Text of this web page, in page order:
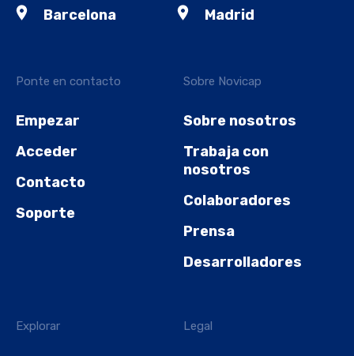
Ponte en contacto
Empezar
Acceder
Contacto
Soporte
Sobre Novicap
Sobre nosotros
Trabaja con
nosotros
Colaboradores
Prensa
Desarrolladores
Explorar Legal
Barcelona Madrid